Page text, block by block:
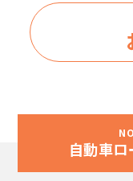
自動車